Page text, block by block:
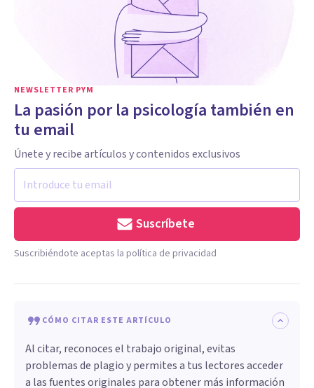
NEWSLETTER PYM
La pasión por la psicología también en
tu email
Únete y recibe artículos y contenidos exclusivos
Suscríbete
Suscribiéndote aceptas la política de privacidad
CÓMO CITAR ESTE ARTÍCULO
Al citar, reconoces el trabajo original, evitas
problemas de plagio y permites a tus lectores acceder
a las fuentes originales para obtener más información